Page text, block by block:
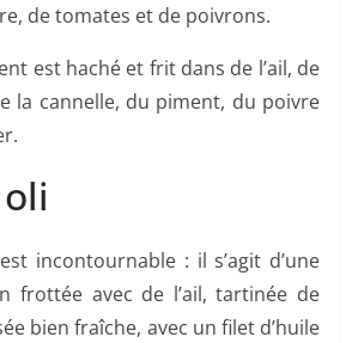
de tomates et de poivrons.
est haché et frit dans de l’ail, de
la cannelle, du piment, du poivre
incontournable : il s’agit d’une
frottée avec de l’ail, tartinée de
bien fraîche, avec un filet d’huile